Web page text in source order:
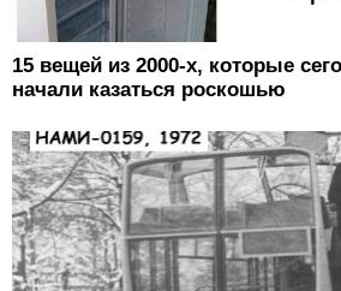
15 вещей из 2000-х, которые
начали казаться роскошью